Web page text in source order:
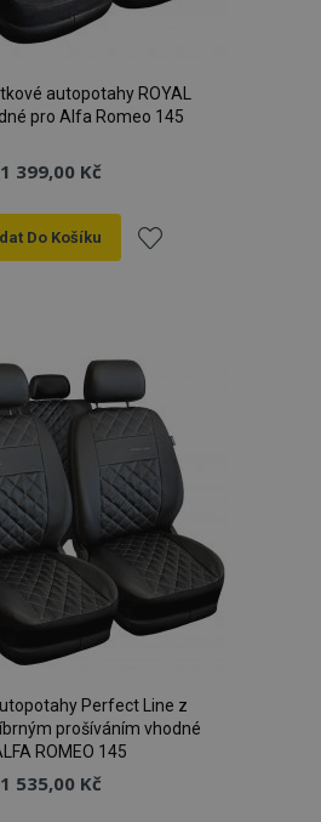
autopotahy ROYAL
pro Alfa Romeo 145
1 399,00 Kč
Do Košíku
oblíbeným
Perfect Line z
prošíváním vhodné
ROMEO 145
1 535,00 Kč